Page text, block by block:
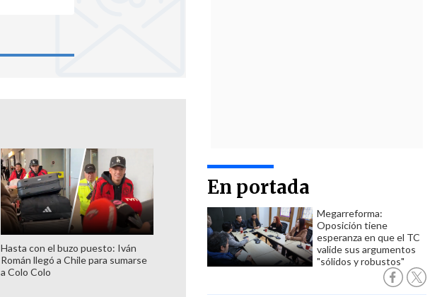
En portada
Megarreforma:
Oposición tiene
esperanza en que el TC
valide sus argumentos
"sólidos y robustos"
Hasta con el buzo puesto: Iván
Román llegó a Chile para sumarse
a Colo Colo